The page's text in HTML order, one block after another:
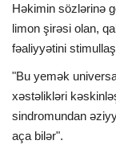
Həkimin sözlərinə
limon şirəsi olan,
fəaliyyətini
"Bu yemək
xəstəlikləri
sindromundan
aça bilər".